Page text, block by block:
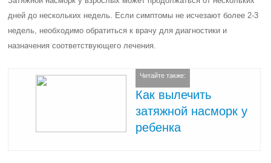
дней до нескольких недель. Если симптомы не исчезают более 2-3
недель, необходимо обратиться к врачу для диагностики и
назначения соответствующего лечения.
Читайте также:
Как вылечить
затяжной насморк у
ребенка